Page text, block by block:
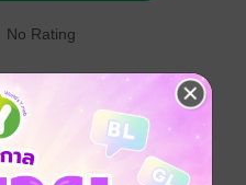
No Rating
แชร์